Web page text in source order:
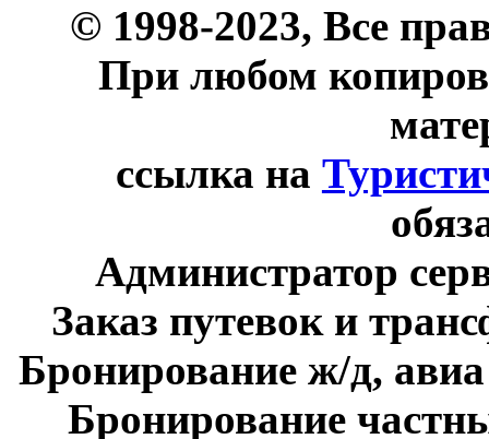
© 1998-2023, Все
При любом
ссылка на
Администратор
Заказ путевок и
Бронирование ж/д,
Бронирование